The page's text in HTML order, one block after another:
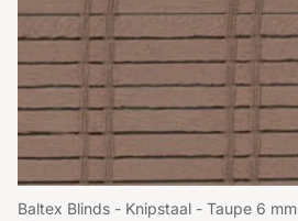
Baltex Blinds - Knipstaal - Taupe 6 mm